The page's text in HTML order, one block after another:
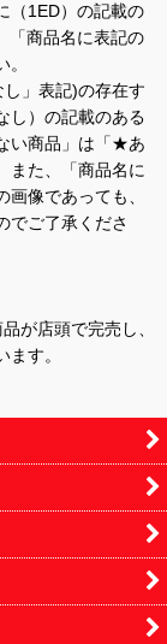
（1ED）の記載の
「商品名に表記の
」表記)の存在す
し）の記載のある
い商品」は「★あ
また、「商品名に
像であっても、
でご了承くださ
が店頭で完売し、
す。